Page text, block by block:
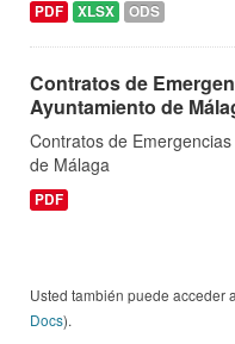
PDF XLSX ODS
Contratos de
Ayuntamiento de
Contratos de
de Málaga
PDF
Usted también puede acceder
Docs).